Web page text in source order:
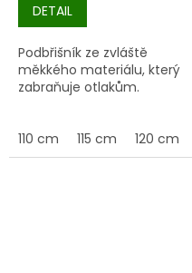
DETAIL
Podbřišník ze zvláště
měkkého materiálu, který
zabraňuje otlakům.
110 cm 115 cm 120 cm